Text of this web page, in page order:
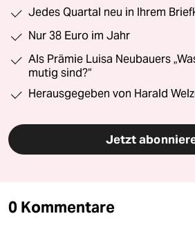
Jedes Quartal neu in Ihrem
Nur 38 Euro im Jahr
Als Prämie Luisa Neubauers
mutig sind?“
Herausgegeben von Harald
Jetzt
0 Kommentare